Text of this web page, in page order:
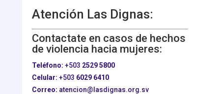
Atención Las Dignas:
Contactate en casos de hechos
de violencia hacia mujeres:
Teléfono: +503 2529 5800
Celular: +503 6029 6410
Correo: atencion@lasdignas.org.sv